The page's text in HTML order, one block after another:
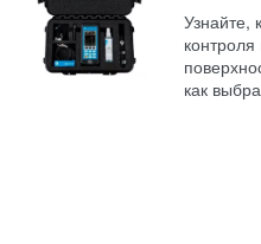
Узнайте,
как